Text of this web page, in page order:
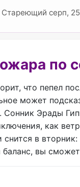
Стареющий серп,
по
что пепел
может
Эрады
как
снится в
вы